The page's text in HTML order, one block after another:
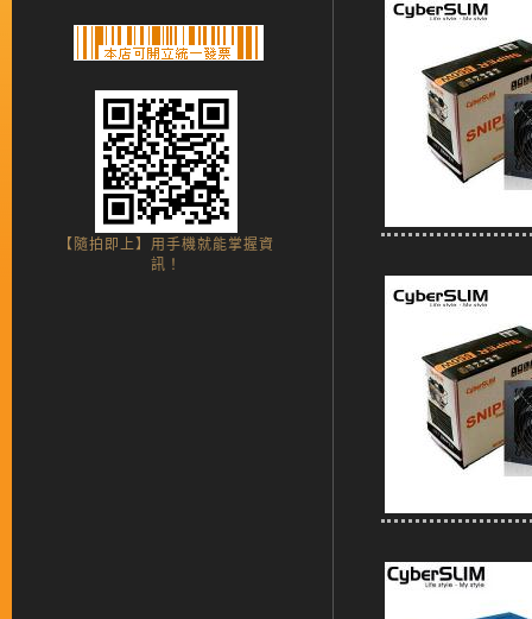
【隨拍即上】用手機就能掌握資
訊！